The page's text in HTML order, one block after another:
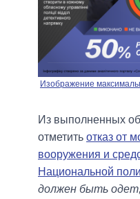
Изображение
Из выполненных
отметить отказ от
вооружения и
Национальной
должен быть